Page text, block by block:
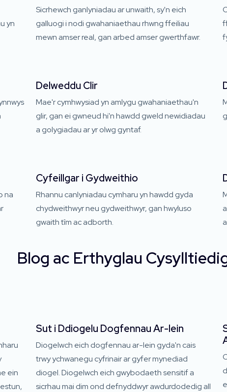
yn
Sicrhewch ganlyniadau ar unwaith, sy'n eich
galluogi i nodi gwahaniaethau rhwng ffeiliau
mewn amser real, gan arbed amser gwerthfawr.
Delweddu Clir
Mae'r cymhwysiad yn amlygu gwahaniaethau'n
glir, gan ei gwneud hi'n hawdd gweld newidiadau
a golygiadau ar yr olwg gyntaf.
na
Cyfeillgar i Gydweithio
Rhannu canlyniadau cymharu yn hawdd gyda
chydweithwyr neu gydweithwyr, gan hwyluso
gwaith tîm ac adborth.
Blog ac Erthyglau
ein
Sut i Ddiogelu Dogfennau Ar-lein
Diogelwch eich dogfennau ar-lein gyda'n cais
trwy ychwanegu cyfrinair ar gyfer mynediad
diogel. Diogelwch eich gwybodaeth sensitif a
sicrhau mai dim ond defnyddwyr awdurdodedig all